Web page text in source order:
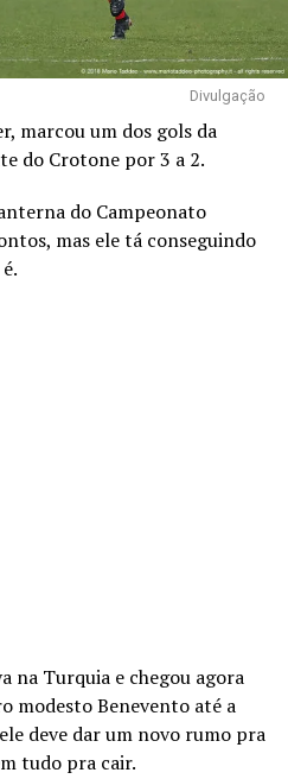
Divulgação
marcou um dos gols da
do Crotone por 3 a 2.
do Campeonato
mas ele tá conseguindo
na Turquia e chegou agora
modesto Benevento até a
deve dar um novo rumo pra
tudo pra cair.